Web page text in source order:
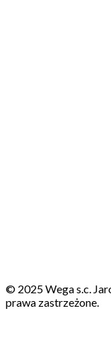
© 2025 Wega s.c.
prawa zastrzeżone.